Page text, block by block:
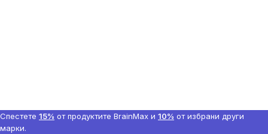
Спестете 15% от продуктите BrainMax и 10% от избрани други
марки.